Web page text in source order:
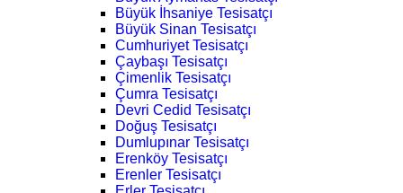
Büyük İhsaniye Tesisatçı
Büyük Sinan Tesisatçı
Cumhuriyet Tesisatçı
Çaybaşı Tesisatçı
Çimenlik Tesisatçı
Çumra Tesisatçı
Devri Cedid Tesisatçı
Doğuş Tesisatçı
Dumlupınar Tesisatçı
Erenköy Tesisatçı
Erenler Tesisatçı